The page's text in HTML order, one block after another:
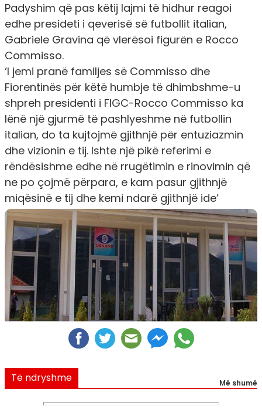
Padyshim që pas këtij lajmi të hidhur reagoi
edhe presideti i qeverisë së futbollit italian,
Gabriele Gravina që vlerësoi figurën e Rocco
Commisso.
‘I jemi pranë familjes së Commisso dhe
Fiorentinës për këtë humbje të dhimbshme-u
shpreh presidenti i FIGC-Rocco Commisso ka
lënë një gjurmë të pashlyeshme në futbollin
italian, do ta kujtojmë gjithnjë për entuziazmin
dhe vizionin e tij. Ishte një pikë referimi e
rëndësishme edhe në rrugëtimin e rinovimin që
ne po çojmë përpara, e kam pasur gjithnjë
miqësinë e tij dhe kemi ndarë gjithnjë ide’
Të ndryshme Më shumë